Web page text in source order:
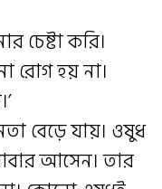
চেষ্টা করি।
রোগ হয় না।
বেড়ে যায়। ওষুধ
আসেন। তার